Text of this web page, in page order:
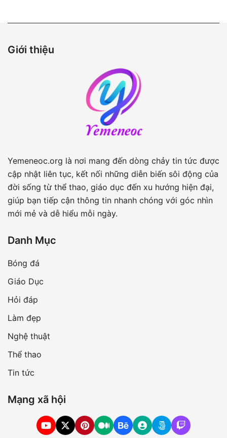
Giới thiệu
Yemeneoc.org là nơi mang đến dòng chảy tin tức được
cập nhật liên tục, kết nối những diễn biến sôi động của
đời sống từ thể thao, giáo dục đến xu hướng hiện đại,
giúp bạn tiếp cận thông tin nhanh chóng với góc nhìn
mới mẻ và dễ hiểu mỗi ngày.
Danh Mục
Bóng đá
Giáo Dục
Hỏi đáp
Làm đẹp
Nghệ thuật
Thể thao
Tin tức
Mạng xã hội